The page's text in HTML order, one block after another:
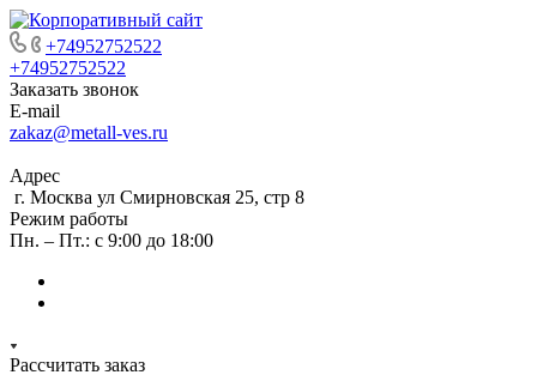
+74952752522
+74952752522
Заказать звонок
E-mail
zakaz@metall-ves.ru
Адрес
г. Москва ул Смирновская 25, стр 8
Режим работы
Пн. – Пт.: с 9:00 до 18:00
Рассчитать заказ